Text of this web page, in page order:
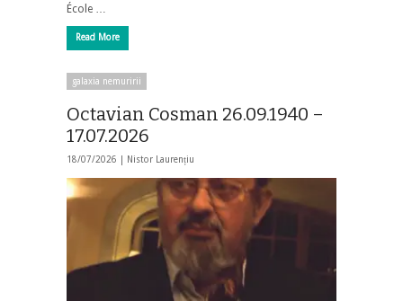
École …
Read More
galaxia nemuririi
Octavian Cosman 26.09.1940 –
17.07.2026
18/07/2026 | Nistor Laurențiu